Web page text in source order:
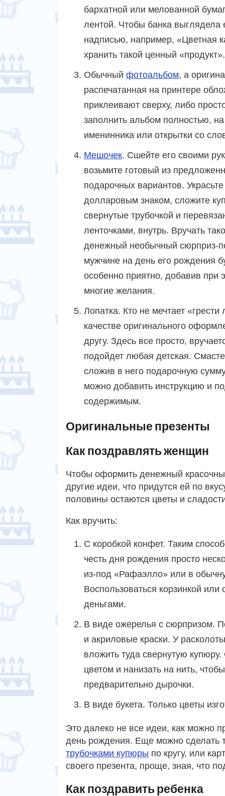
бархатной или мелованной
лентой. Чтобы банка выглядела
надписью, например, «Цветная
хранить такой ценный «продукт».
Обычный фотоальбом, а
распечатанная на принтере
приклеивают сверху, либо
заполнить альбом полностью,
именинника или открытки со
Мешочек. Сшейте его своими
возьмите готовый из
подарочных вариантов. Украсьте
долларовым знаком, сложите
свернутые трубочкой и
ленточками, внутрь. Вручать
денежный необычный сюрприз-
мужчине на день его рождения
особенно приятно, добавив при
многие желания.
Лопатка. Кто не мечтает
качестве оригинального
другу. Здесь все просто,
подойдет любая детская.
сложив в него подарочную
можно добавить инструкцию и
содержимым.
Оригинальные презенты
Как поздравлять женщин
Чтобы оформить денежный
другие идеи, что придутся ей по
половины остаются цветы и
Как вручить:
С коробкой конфет. Таким
честь дня рождения просто
из-под «Рафаэлло» или в
Воспользоваться корзинкой
деньгами.
В виде ожерелья с сюрпризом.
и акриловые краски. У
вложить туда свернутую
цветом и нанизать на нить,
предварительно дырочки.
В виде букета. Только цветы
Это далеко не все идеи, как можно
день рождения. Еще можно сделать
трубочками купюры по кругу, или
своего презента, проще, зная, что
Как поздравить ребенка